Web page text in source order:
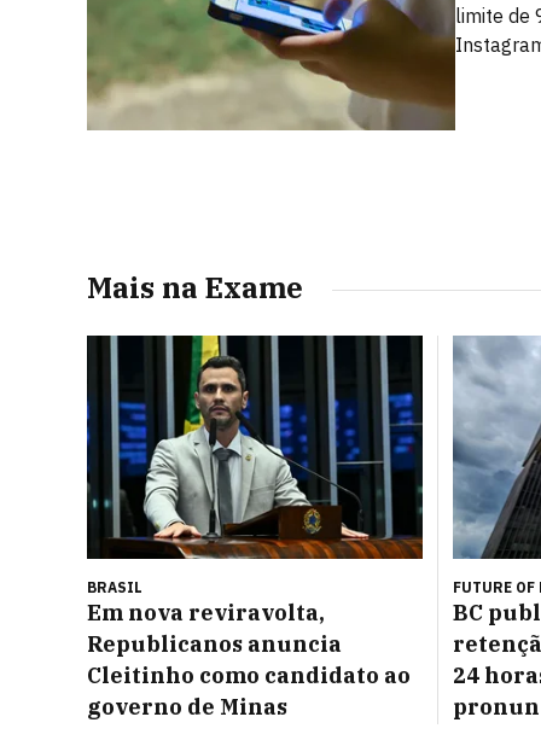
limite de
Mais na Exame
BRASIL
Em nova reviravolta,
Republicanos anuncia
Cleitinho como candidato ao
governo de Minas
FUTURE OF
BC
24